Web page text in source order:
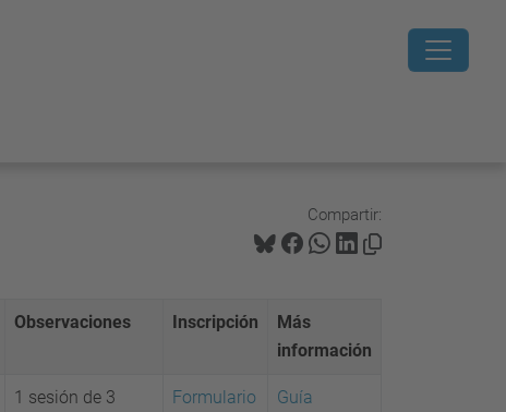
Compartir:
Observaciones Inscripción
Más
información
1 sesión de 3
Formulario
Guía